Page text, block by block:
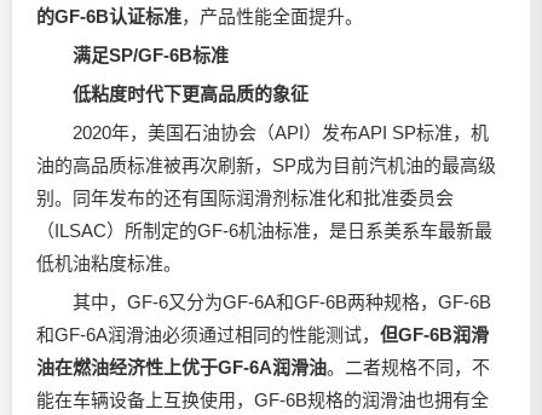
的GF-6B认证标准，产品性能全面提升。
满足SP/GF-6B标准
低粘度时代下更高品质的象征
2020年，美国石油协会（API）发布API SP标准，机
油的高品质标准被再次刷新，SP成为目前汽机油的最高级
别。同年发布的还有国际润滑剂标准化和批准委员会
（ILSAC）所制定的GF-6机油标准，是日系美系车最新最
低机油粘度标准。
其中，GF-6又分为GF-6A和GF-6B两种规格，GF-6B
和GF-6A润滑油必须通过相同的性能测试， 但GF-6B润滑
油在燃油经济性上优于GF-6A润滑油。二者规格不同，不
能在车辆设备上互换使用，GF-6B规格的润滑油也拥有全